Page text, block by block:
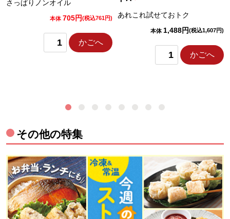
さっぱりノンオイル
本体 705円(税込761円)
かごへ
あれこれ試せておトク
本体 1,488円(税込1,607円)
かごへ
その他の特集